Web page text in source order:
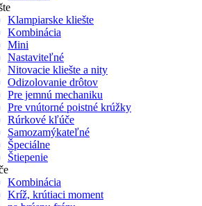
Klampiarske kliešte
Kombinácia
Mini
Nastaviteľné
Nitovacie kliešte a nity
Odizolovanie drôtov
Pre jemnú mechaniku
Pre vnútorné poistné krúžky
Rúrkové kľúče
Samozamýkateľné
Špeciálne
Štiepenie
Kombinácia
Kríž, krútiaci moment